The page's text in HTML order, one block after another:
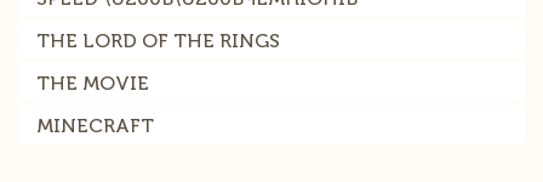
THE LORD OF THE RINGS
THE MOVIE
MINECRAFT